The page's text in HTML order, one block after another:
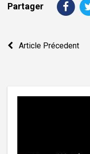
Partager
Navigation
Article Précedent